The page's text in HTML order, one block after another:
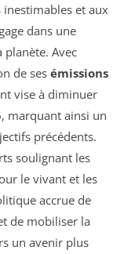
inestimables et aux
dans une
planète. Avec
de ses émissions
vise à diminuer
, marquant ainsi un
précédents.
soulignant les
le vivant et les
accrue de
de mobiliser la
un avenir plus